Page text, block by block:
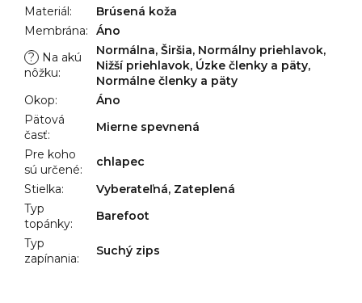
Materiál:
Brúsená koža
Membrána:
Áno
?
Na akú
nôžku:
Normálna, Širšia, Normálny priehlavok,
Nižší priehlavok, Úzke členky a päty,
Normálne členky a päty
Okop:
Áno
Pätová
časť:
Mierne spevnená
Pre koho
sú určené:
chlapec
Stielka:
Vyberateľná, Zateplená
Typ
topánky:
Barefoot
Typ
zapínania:
Suchý zips